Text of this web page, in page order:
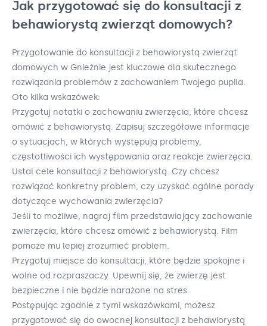
Jak przygotować się do konsultacji z
behawiorystą zwierząt domowych?
Przygotowanie do konsultacji z behawiorystą zwierząt
domowych w Gnieźnie jest kluczowe dla skutecznego
rozwiązania problemów z zachowaniem Twojego pupila.
Oto kilka wskazówek:
Przygotuj notatki o zachowaniu zwierzęcia, które chcesz
omówić z behawiorystą. Zapisuj szczegółowe informacje
o sytuacjach, w których występują problemy,
częstotliwości ich występowania oraz reakcje zwierzęcia.
Ustal cele konsultacji z behawiorystą. Czy chcesz
rozwiązać konkretny problem, czy uzyskać ogólne porady
dotyczące wychowania zwierzęcia?
Jeśli to możliwe, nagraj film przedstawiający zachowanie
zwierzęcia, które chcesz omówić z behawiorystą. Film
pomoże mu lepiej zrozumieć problem.
Przygotuj miejsce do konsultacji, które będzie spokojne i
wolne od rozpraszaczy. Upewnij się, że zwierzę jest
bezpieczne i nie będzie narażone na stres.
Postępując zgodnie z tymi wskazówkami, możesz
przygotować się do owocnej konsultacji z behawiorystą